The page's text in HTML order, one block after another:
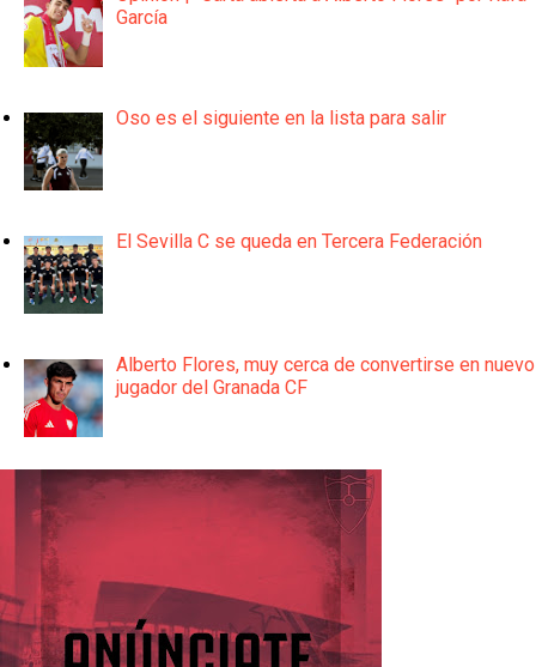
García
Oso es el siguiente en la lista para salir
El Sevilla C se queda en Tercera Federación
Alberto Flores, muy cerca de convertirse en nuevo
jugador del Granada CF